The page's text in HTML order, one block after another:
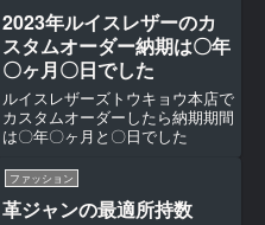
2023年ルイスレザーのカ
スタムオーダー納期は〇年
〇ヶ月〇日でした
ルイスレザーズトウキョウ本店で
カスタムオーダーしたら納期期間
は〇年〇ヶ月と〇日でした
ファッション
革ジャンの最適所持数